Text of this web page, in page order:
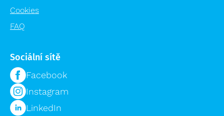
Cookies
FAQ
Sociální sítě
Facebook
Instagram
LinkedIn